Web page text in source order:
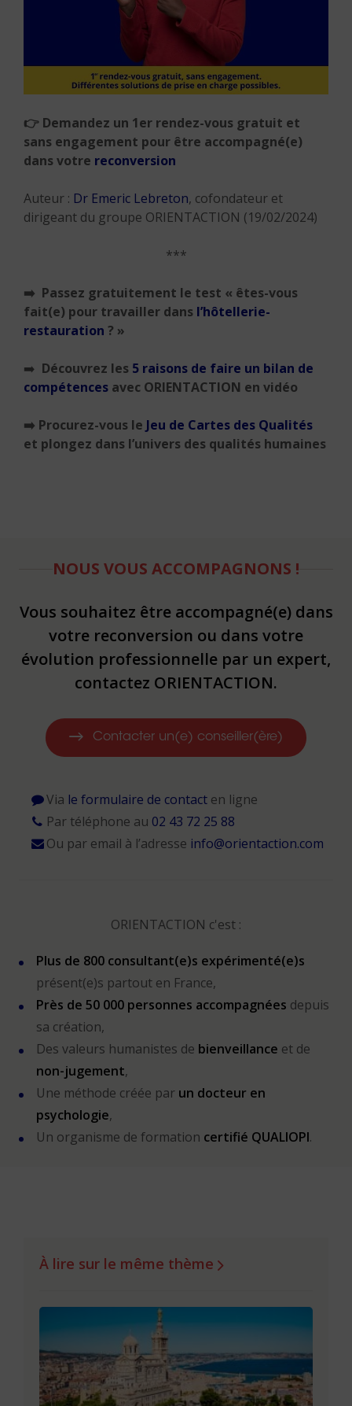
👉 Demandez un 1er rendez-vous gratuit et
sans engagement pour être accompagné(e)
dans votre reconversion
Auteur : Dr Emeric Lebreton, cofondateur et
dirigeant du groupe ORIENTACTION (19/02/2024)
***
➡️ Passez gratuitement le test « êtes-vous
fait(e) pour travailler dans l’hôtellerie-
restauration ? »
➡️ Découvrez les 5 raisons de faire un bilan de
compétences avec ORIENTACTION en vidéo
➡️ Procurez-vous le Jeu de Cartes des Qualités
et plongez dans l’univers des qualités humaines
NOUS VOUS ACCOMPAGNONS !
Vous souhaitez être accompagné(e) dans
votre reconversion ou dans votre
évolution professionnelle par un expert,
contactez ORIENTACTION.
Contacter un(e) conseiller(ère)
Via le formulaire de contacten ligne
Par téléphone au 02 43 72 25 88
Ou par email à l’adresse info@orientaction.com
ORIENTACTION c'est :
Plus de 800 consultant(e)s expérimenté(e)s
présent(e)s partout en France,
Près de 50 000 personnes accompagnées depuis
sa création,
Des valeurs humanistes de bienveillance et de
non-jugement,
Une méthode créée par un docteur en
psychologie,
Un organisme de formation certifié QUALIOPI.
À lire sur le même thème